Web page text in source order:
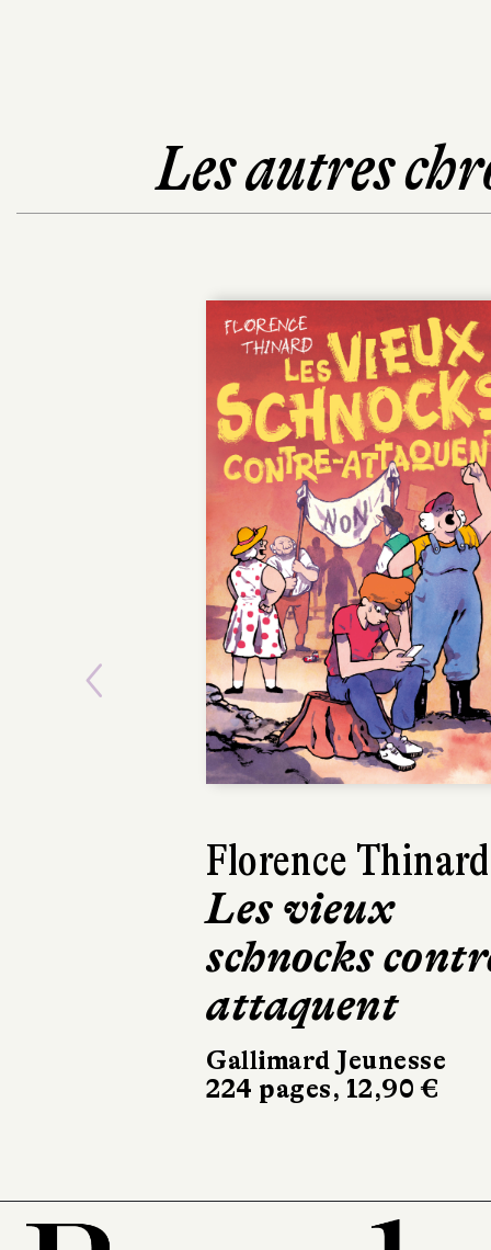
Les autres
Florence Thinard
Les vieux
schnocks
attaquent
Gallimard Jeunesse
224 pages, 12,90 €
Harry
Je
Hélium
32
Previous